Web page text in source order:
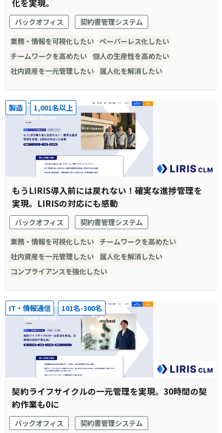
化を実現。
バックオフィス
契約書管理システム
業務・情報を可視化したい ペーパーレス化したい
チームワークを高めたい 個人の生産性を高めたい
社内資産を一元管理したい
属人化を解消したい
製造 1,001名以上
もうLIRIS導入前には戻れない！確実な進捗管理を
実現。LIRISの対応にも感動
バックオフィス
契約書管理システム
業務・情報を可視化したい チームワークを高めたい
社内資産を一元管理したい 属人化を解消したい
コンプライアンスを強化したい
IT・情報通信 101名-300名
契約ライフサイクルの一元管理を実現。30時間の契
約作業も0に
バックオフィス
契約書管理システム